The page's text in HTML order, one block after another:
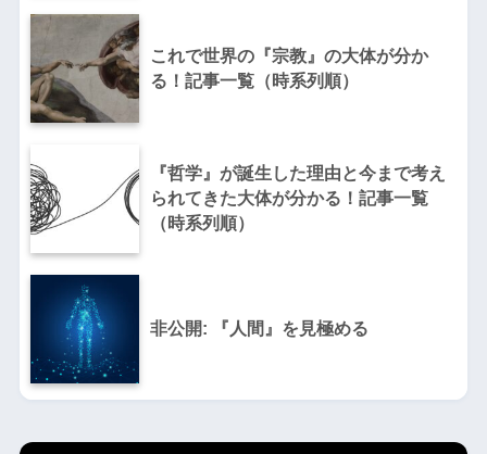
これで世界の『宗教』の大体が分か
る！記事一覧（時系列順）
『哲学』が誕生した理由と今まで考え
られてきた大体が分かる！記事一覧
（時系列順）
非公開: 『人間』を見極める